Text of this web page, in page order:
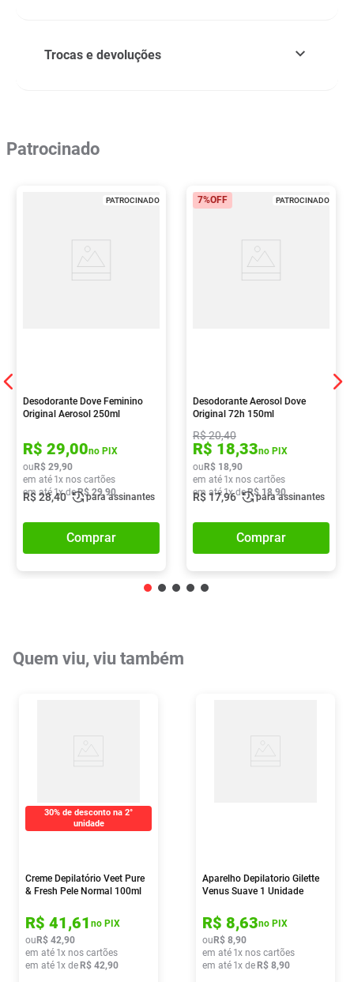
Trocas e devoluções
Patrocinado
PATROCINADO
Desodorante Dove Feminino
Original Aerosol 250ml
R$ 29,00no PIX
ou R$ 29,90
em até 1x nos cartões
em até 1x deR$ 29,90
R$28,40 para assinantes
Comprar
PATROCINADO
7%OFF
Desodorante Aerosol Dove
Original 72h 150ml
R$20,40
R$ 18,33no PIX
ou R$ 18,90
em até 1x nos cartões
em até1x deR$ 18,90
R$17,96 para assinantes
Comprar
Quem viu, viu também
30% de desconto na 2°
unidade
Creme Depilatório Veet Pure
& Fresh Pele Normal 100ml
R$ 41,61 no PIX
ou R$ 42,90
em até 1x nos cartões
em até 1x de R$ 42,90
Aparelho Depilatorio Gilette
Venus Suave 1 Unidade
R$ 8,63no PIX
ou R$ 8,90
em até 1x nos cartões
em até 1x de R$ 8,90